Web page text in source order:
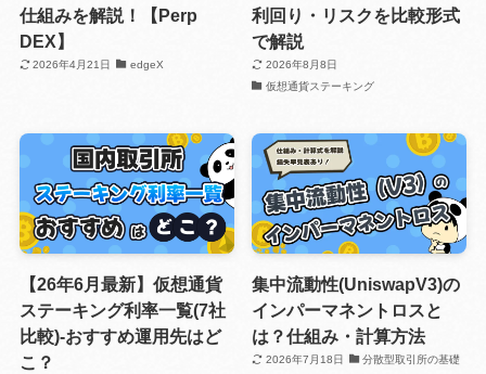
仕組みを解説！【Perp
DEX】
2026年4月21日 edgeX
利回り・リスクを比較形式
で解説
2026年8月8日
仮想通貨ステーキング
【26年6月最新】仮想通貨
ステーキング利率一覧(7社
比較)-おすすめ運用先はど
こ？
集中流動性(UniswapV3)の
インパーマネントロスと
は？仕組み・計算方法
2026年7月18日 分散型取引所の基礎